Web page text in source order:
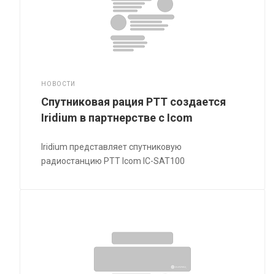
НОВОСТИ
Спутниковая рация PTT создается
Iridium в партнерстве с Icom
Iridium представляет спутниковую
радиостанцию PTT Icom IC-SAT100